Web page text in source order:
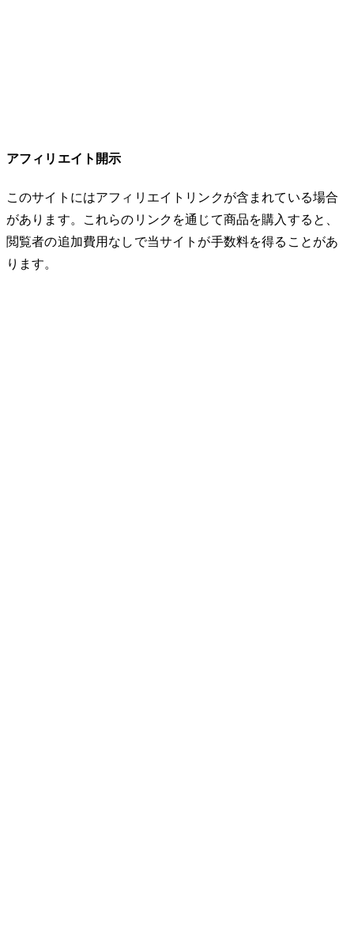
アフィリエイト開示
このサイトにはアフィリエイトリンクが含まれている場合
があります。これらのリンクを通じて商品を購入すると、
閲覧者の追加費用なしで当サイトが手数料を得ることがあ
ります。